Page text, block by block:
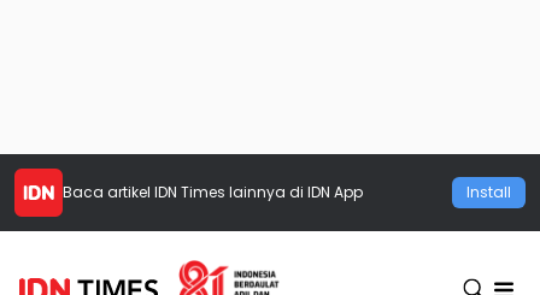
Baca artikel IDN Times lainnya di IDN App Install